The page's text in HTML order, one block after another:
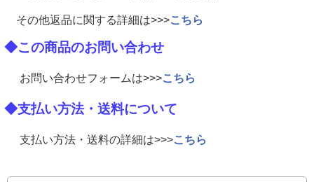
その他返品に関する詳細は>>>こちら
◆この商品のお問い合わせ
お問い合わせフォームは>>>こちら
◆支払い方法・送料について
支払い方法・送料の詳細は>>>こちら